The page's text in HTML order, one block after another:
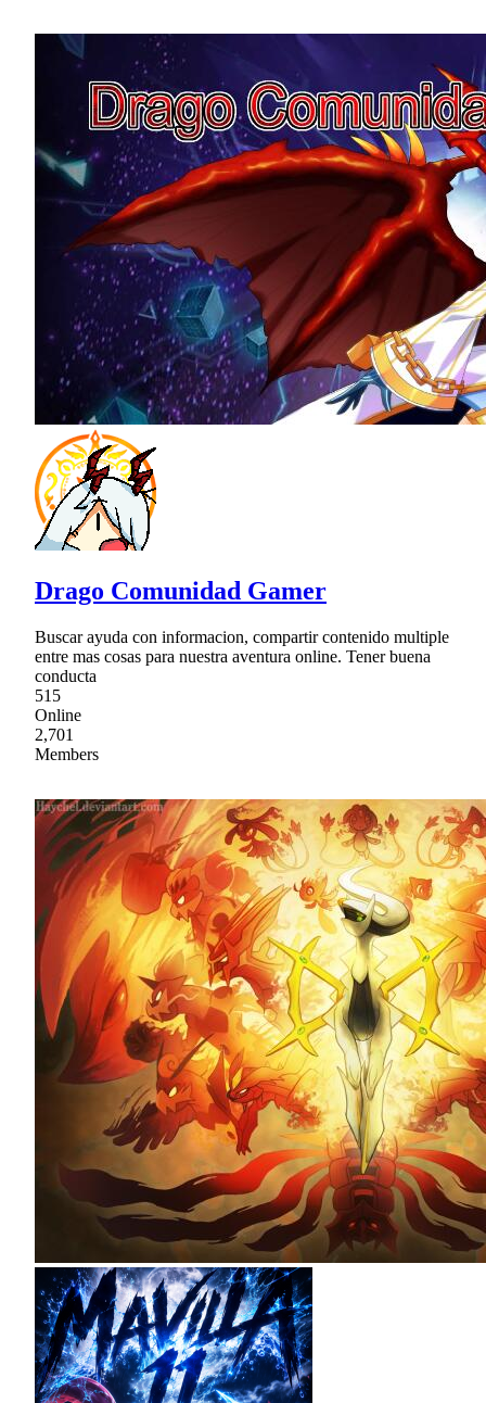
Drago Comunidad Gamer
Buscar ayuda con informacion, compartir contenido multiple
entre mas cosas para nuestra aventura online. Tener buena
conducta
515
Online
2,701
Members